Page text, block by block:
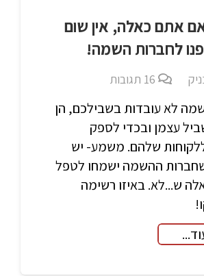
אתם כאלה, אין שום
לחברות השמה!
16 תגובות
לא עובדות בשבילכם, הן
עצמן ובכדי לספק
שלהם. משמע- יש
ההשמה ישמחו לטפל
ש...לא. באיזו רשימה